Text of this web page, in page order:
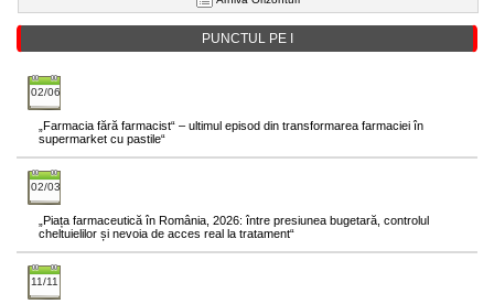
PUNCTUL PE I
02/06
„Farmacia fără farmacist“ – ultimul episod din transformarea farmaciei în
supermarket cu pastile“
02/03
„Piața farmaceutică în România, 2026: între presiunea bugetară, controlul
cheltuielilor și nevoia de acces real la tratament“
11/11